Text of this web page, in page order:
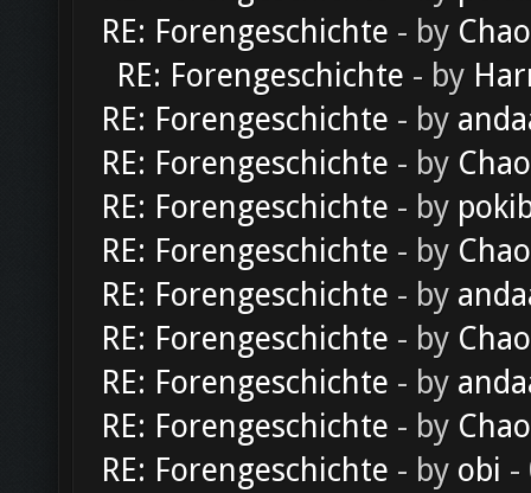
RE: Forengeschichte - by
RE: Forengeschichte - by
RE: Forengeschichte - by
RE: Forengeschichte - by
RE: Forengeschichte - by
RE: Forengeschichte - by
RE: Forengeschichte - by
RE: Forengeschichte - by
RE: Forengeschichte - by
RE: Forengeschichte - by
RE: Forengeschichte - by obi -